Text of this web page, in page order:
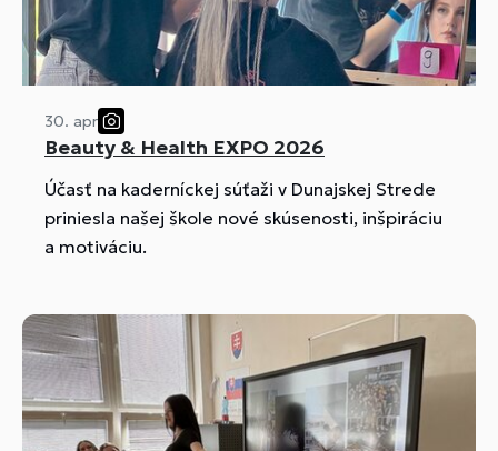
30. apr
Beauty & Health EXPO 2026
Účasť na kaderníckej súťaži v Dunajskej Strede
priniesla našej škole nové skúsenosti, inšpiráciu
a motiváciu.